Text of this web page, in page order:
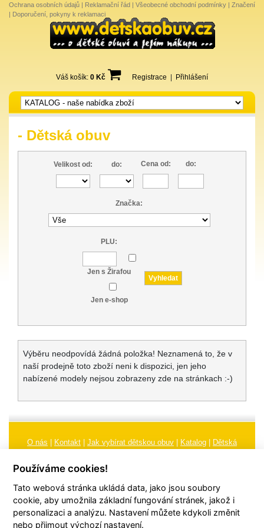
Ochrana osobních údajů | Reklamační řád | Všeobecné obchodní podmínky | Značení
| Doporučení, pokyny k reklamaci
Váš košík: 0 Kč Registrace Přihlášení
- Dětská obuv
Velikost od: do: Cena od: do:
Značka:
PLU:
Jen s Žirafou
Jen e-shop
Výběru neodpovídá žádná položka! Neznamená to, že v
naší prodejně toto zboží neni k dispozici, jen jeho
nabízené modely nejsou zobrazeny zde na stránkach :-)
O nás Kontakt Jak vybírat dětskou obuv Katalog
Dětská
obuvi, pokyny a informace k reklamaci Nastavení cookies
© 2026TORI, s.r.o.| Všechna práva vyhrazena | Web vytvořil
Používáme cookies!
Tato webová stránka ukládá data, jako jsou soubory
cookie, aby umožnila základní fungování stránek, jakož i
personalizaci a analýzu. Nastavení můžete kdykoli změnit
nebo přijmout výchozí nastavení.